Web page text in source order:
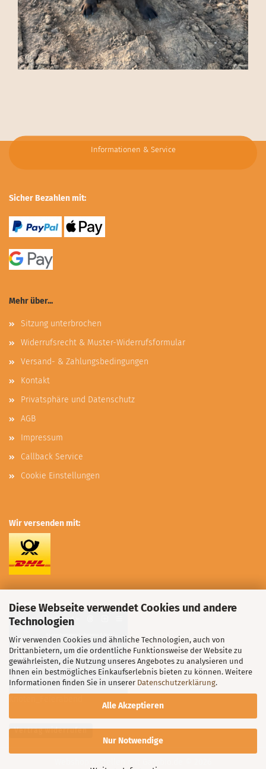
Diese Webseite verwendet Cookies und andere
Technologien
Wir verwenden Cookies und ähnliche Technologien, auch von
Drittanbietern, um die ordentliche Funktionsweise der Website zu
gewährleisten, die Nutzung unseres Angebotes zu analysieren und
Ihnen ein bestmögliches Einkaufserlebnis bieten zu können. Weitere
Informationen finden Sie in unserer Datenschutzerklärung.
Alle Akzeptieren
Nur Notwendige
Informationen & Service
Sicher Bezahlen mit:
Mehr über...
Sitzung unterbrochen
Widerrufsrecht & Muster-Widerrufsformular
Versand- & Zahlungsbedingungen
Kontakt
Privatsphäre und Datenschutz
AGB
Impressum
Callback Service
Cookie Einstellungen
Wir versenden mit:
Instagram:
Vertrag widerrufen